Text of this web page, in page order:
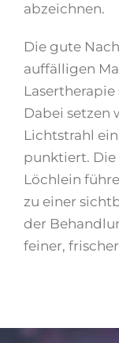
abzeichnen.
Die gute
auffälligen
Dabei setzen
Lichtstrahl
punktiert.
Löchlein
zu einer
der
feiner,